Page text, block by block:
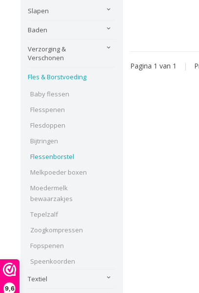
9,6
Slapen
Baden
Verzorging &
Verschonen
Fles & Borstvoeding
Baby flessen
Flesspenen
Flesdoppen
Bijtringen
Flessenborstel
Melkpoeder boxen
Moedermelk
bewaarzakjes
Tepelzalf
Zoogkompressen
Fopspenen
Speenkoorden
Textiel
Pagina 1 van 1 |